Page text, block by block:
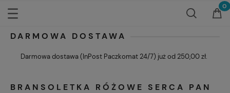
DARMOWA DOSTAWA
Darmowa dostawa (InPost Paczkomat 24/7) już od 250,00 zł.
BRANSOLETKA RÓŻOWE SERCA PAN